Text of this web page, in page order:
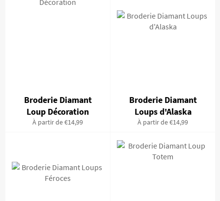
Broderie Diamant
Loup Décoration
À partir de €14,99
Broderie Diamant
Loups d'Alaska
À partir de €14,99